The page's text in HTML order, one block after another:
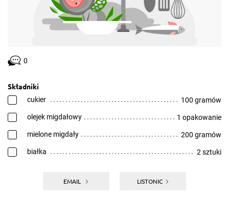
0
Składniki
cukier 100 gramów
olejek migdałowy 1 opakowanie
mielone migdały 200 gramów
białka 2 sztuki
EMAIL LISTONIC